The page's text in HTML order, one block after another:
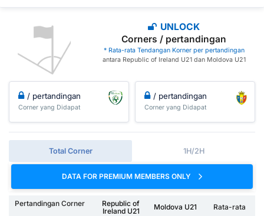
UNLOCK
Corners / pertandingan
* Rata-rata Tendangan Korner per pertandingan
antara Republic of Ireland U21 dan Moldova U21
/ pertandingan
Corner yang Didapat
/ pertandingan
Corner yang Didapat
Total Corner 1H/2H
DATA FOR PREMIUM MEMBERS ONLY
Pertandingan Corner
Republic of
Ireland U21
Moldova U21 Rata-rata